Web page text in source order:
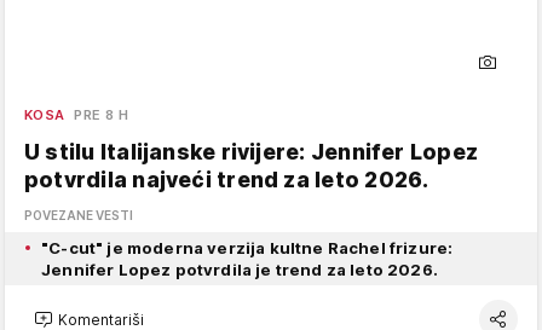
KOSA PRE 8 H
U stilu Italijanske rivijere: Jennifer Lopez
potvrdila najveći trend za leto 2026.
POVEZANE VESTI
"C-cut" je moderna verzija kultne Rachel frizure:
Jennifer Lopez potvrdila je trend za leto 2026.
Komentariši